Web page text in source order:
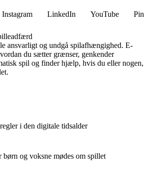
Instagram LinkedIn YouTube
ansvarligt og undgå spilafhængighed. E-
du sætter grænser, genkender
spil og finder hjælp, hvis du eller nogen,
i den digitale tidsalder
og voksne mødes om spillet